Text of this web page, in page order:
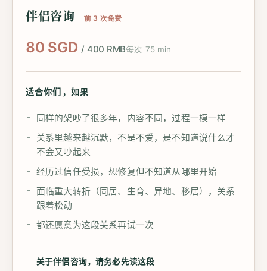
伴侣咨询 前 3 次免费
80 SGD / 400 RMB每次 75 min
适合你们，如果——
同样的架吵了很多年，内容不同，过程一模一样
关系里越来越沉默，不是不爱，是不知道说什么才
不会又吵起来
经历过信任受损，想修复但不知道从哪里开始
面临重大转折（同居、生育、异地、移居），关系
跟着松动
都还愿意为这段关系再试一次
关于伴侣咨询，请务必先读这段